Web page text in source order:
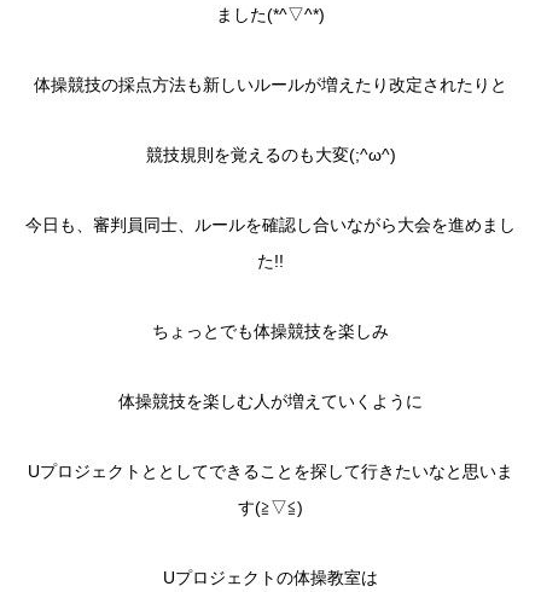
ました(*^▽^*)
体操競技の採点方法も新しいルールが増えたり改定されたりと
競技規則を覚えるのも大変(;^ω^)
今日も、審判員同士、ルールを確認し合いながら大会を進めまし
た!!
ちょっとでも体操競技を楽しみ
体操競技を楽しむ人が増えていくように
Uプロジェクトととしてできることを探して行きたいなと思いま
す(≧▽≦)
Uプロジェクトの体操教室は